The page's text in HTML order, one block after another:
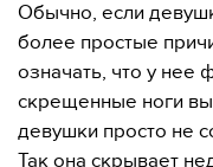
Обычно, если
более простые
означать, что у нее
скрещенные ноги
девушки просто не
Так она скрывает